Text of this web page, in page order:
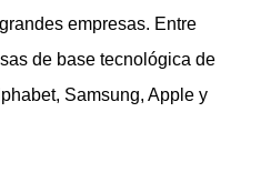
empresas. Entre
de base tecnológica de
Samsung, Apple y